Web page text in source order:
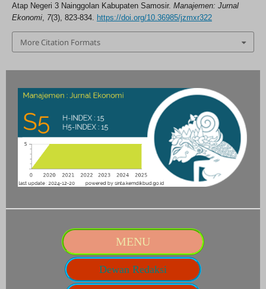
Atap Negeri 3 Nainggolan Kabupaten Samosir. Manajemen: Jurnal
Ekonomi, 7(3), 823-834. https://doi.org/10.36985/jzmxr322
More Citation Formats
MENU
Dewan Redaksi